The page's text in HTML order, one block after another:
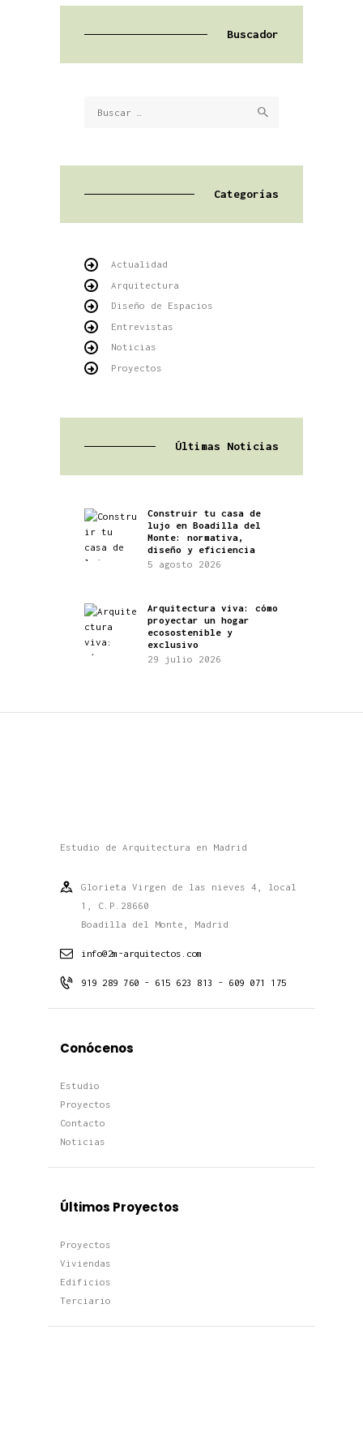
Buscador
Categorías
Actualidad
Arquitectura
Diseño de Espacios
Entrevistas
Noticias
Proyectos
Últimas Noticias
Construir tu casa de
lujo en Boadilla del
Monte: normativa,
diseño y eficiencia
5 agosto 2026
Arquitectura viva: cómo
proyectar un hogar
ecosostenible y
exclusivo
29 julio 2026
Estudio de Arquitectura en Madrid
Glorieta Virgen de las nieves 4, local
1, C.P.28660
Boadilla del Monte, Madrid
info@2m-arquitectos.com
919 289 760 - 615 623 813 - 609 071 175
Conócenos
Estudio
Proyectos
Contacto
Noticias
Últimos Proyectos
Proyectos
Viviendas
Edificios
Terciario